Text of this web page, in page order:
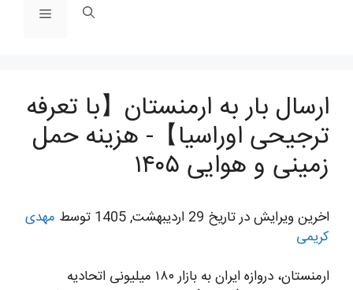
فهرست
ارسال بار به ارمنستان【با تعرفه
ترجیحی اوراسیا】- هزینه حمل
زمینی و هوایی ۱۴۰۵
اخرین ویرایش در تاریخ 29 اردیبهشت, 1405 توسط
مهدی
کریمی
ارمنستان، دروازه ایران به بازار ۱۸۰ میلیونی اتحادیه